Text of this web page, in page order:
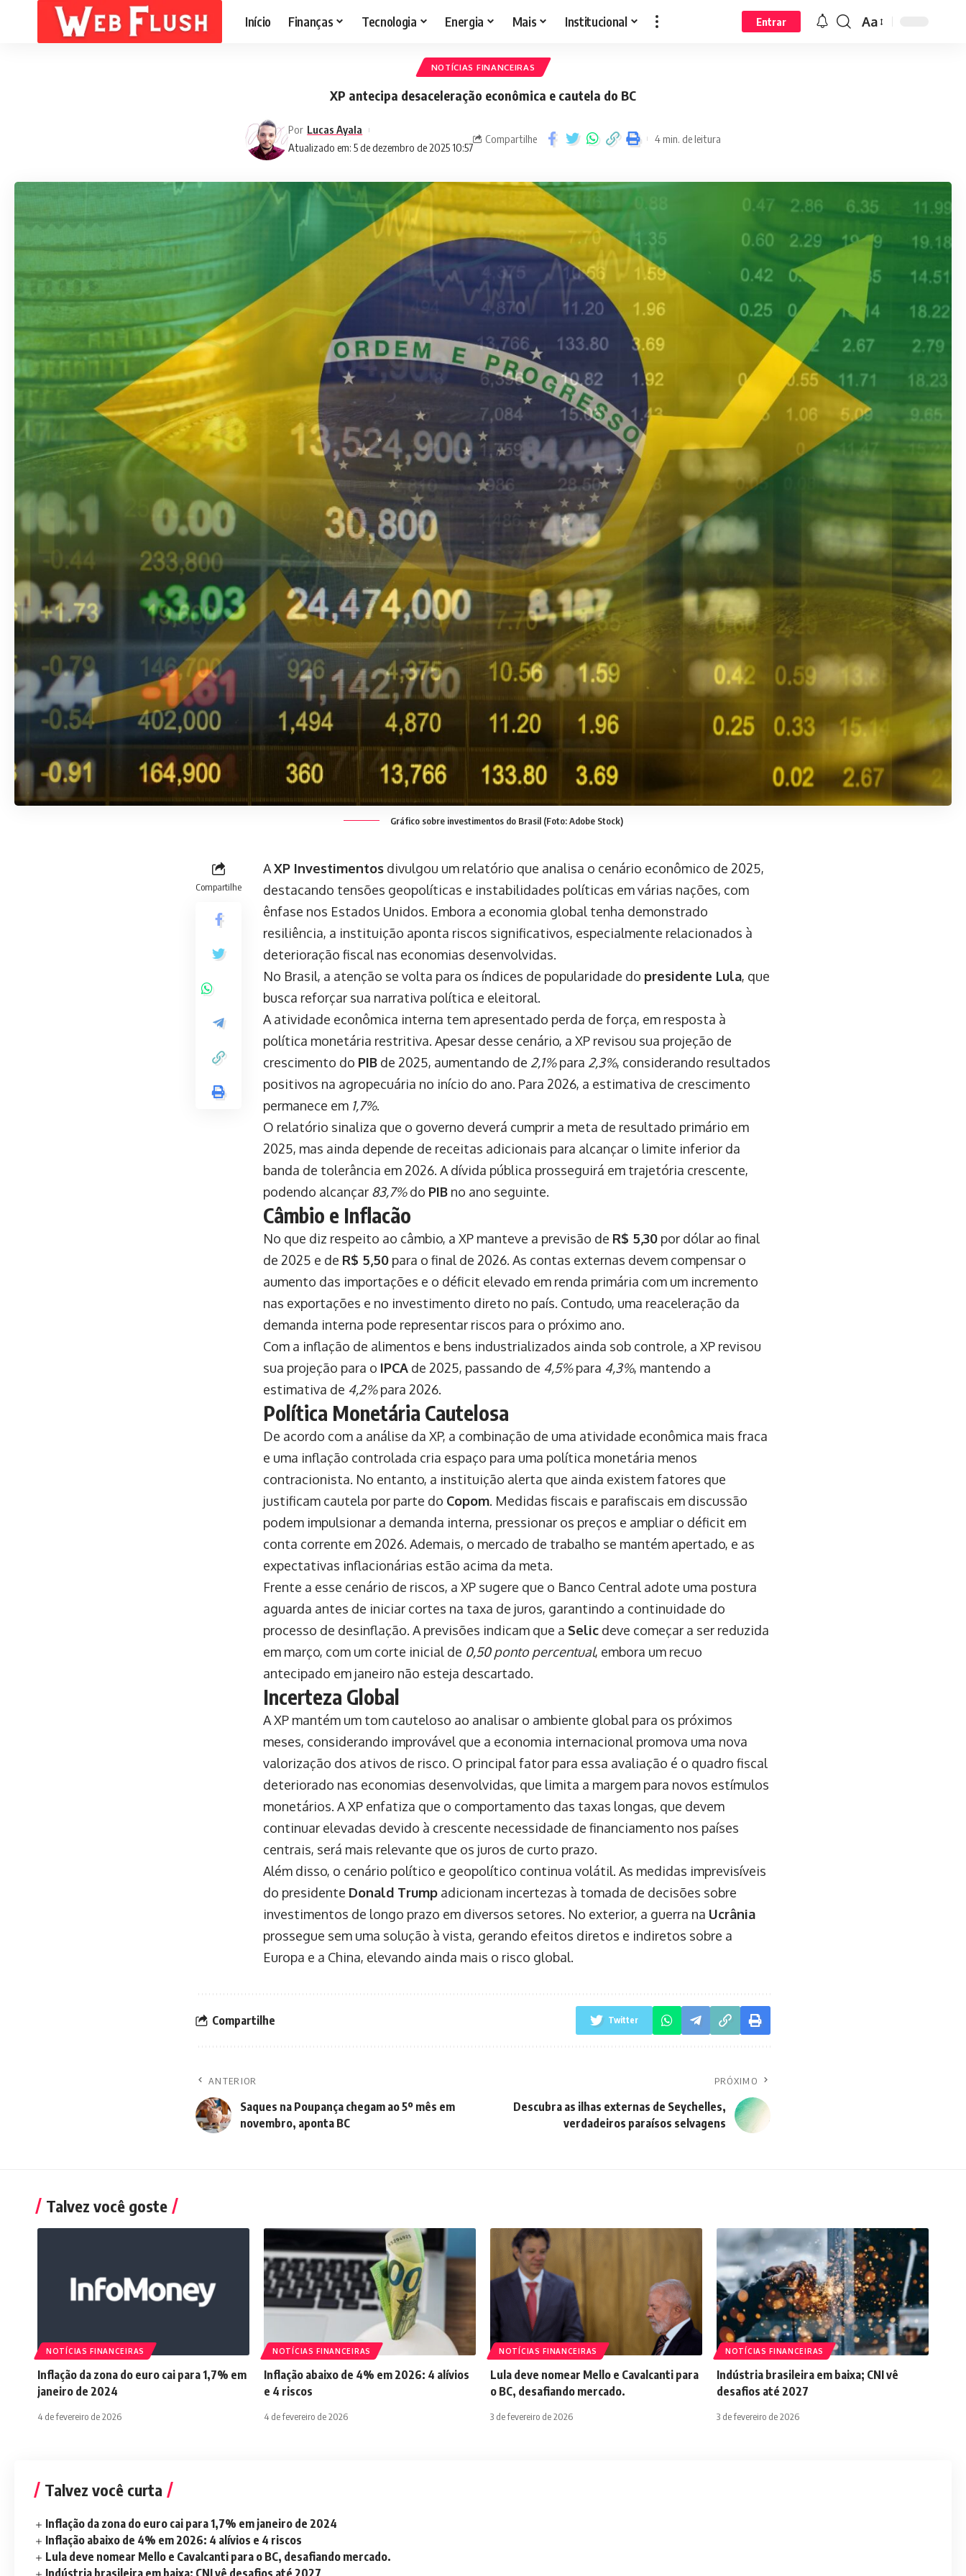
Início Finanças Tecnologia Energia Mais Institucional Entrar Aa
NOTÍCIAS FINANCEIRAS
XP antecipa desaceleração econômica e cautela do BC
Atualizado em: 5 de dezembro de 2025 10:57
Por Lucas Ayala
Compartilhe 4 min. de leitura
Gráfico sobre investimentos do Brasil (Foto: Adobe Stock)
Compartilhe
AXP Investimentos divulgou um relatório que analisa o cenário econômico de 2025,
destacando tensões geopolíticas e instabilidades políticas em várias nações, com
ênfase nos Estados Unidos. Embora a economia global tenha demonstrado
resiliência, a instituição aponta riscos significativos, especialmente relacionados à
deterioração fiscal nas economias desenvolvidas.
No Brasil, a atenção se volta para os índices de popularidade do presidente Lula, que
busca reforçar sua narrativa política e eleitoral.
A atividade econômica interna tem apresentado perda de força, em resposta à
política monetária restritiva. Apesar desse cenário, a XP revisou sua projeção de
crescimento do PIB de 2025, aumentando de 2,1%para 2,3%, considerando resultados
positivos na agropecuária no início do ano. Para 2026, a estimativa de crescimento
permanece em 1,7%.
O relatório sinaliza que o governo deverá cumprir a meta de resultado primário em
2025, mas ainda depende de receitas adicionais para alcançar o limite inferior da
banda de tolerância em 2026. A dívida pública prosseguirá em trajetória crescente,
podendo alcançar 83,7%do PIB no ano seguinte.
Câmbio e Inflacão
No que diz respeito ao câmbio, a XP manteve a previsão de R$ 5,30 por dólar ao final
de 2025 e de R$ 5,50 para o final de 2026. As contas externas devem compensar o
aumento das importações e o déficit elevado em renda primária com um incremento
nas exportações e no investimento direto no país. Contudo, uma reaceleração da
demanda interna pode representar riscos para o próximo ano.
Com a inflação de alimentos e bens industrializados ainda sob controle, a XP revisou
sua projeção para o IPCA de 2025, passando de 4,5%para 4,3%, mantendo a
estimativa de 4,2%para 2026.
Política Monetária Cautelosa
De acordo com a análise da XP, a combinação de uma atividade econômica mais fraca
e uma inflação controlada cria espaço para uma política monetária menos
contracionista. No entanto, a instituição alerta que ainda existem fatores que
justificam cautela por parte do Copom. Medidas fiscais e parafiscais em discussão
podem impulsionar a demanda interna, pressionar os preços e ampliar o déficit em
conta corrente em 2026. Ademais, o mercado de trabalho se mantém apertado, e as
expectativas inflacionárias estão acima da meta.
Frente a esse cenário de riscos, a XP sugere que o Banco Central adote uma postura
aguarda antes de iniciar cortes na taxa de juros, garantindo a continuidade do
processo de desinflação. A previsões indicam que a Selic deve começar a ser reduzida
em março, com um corte inicial de 0,50 ponto percentual, embora um recuo
antecipado em janeiro não esteja descartado.
Incerteza Global
A XP mantém um tom cauteloso ao analisar o ambiente global para os próximos
meses, considerando improvável que a economia internacional promova uma nova
valorização dos ativos de risco. O principal fator para essa avaliação é o quadro fiscal
deteriorado nas economias desenvolvidas, que limita a margem para novos estímulos
monetários. A XP enfatiza que o comportamento das taxas longas, que devem
continuar elevadas devido à crescente necessidade de financiamento nos países
centrais, será mais relevante que os juros de curto prazo.
Além disso, o cenário político e geopolítico continua volátil. As medidas imprevisíveis
do presidente Donald Trump adicionam incertezas à tomada de decisões sobre
investimentos de longo prazo em diversos setores. No exterior, a guerra na Ucrânia
prossegue sem uma solução à vista, gerando efeitos diretos e indiretos sobre a
Europa e a China, elevando ainda mais o risco global.
Compartilhe Twitter
ANTERIOR
Saques na Poupança chegam ao 5º mês em
novembro, aponta BC
PRÓXIMO
Descubra as ilhas externas de Seychelles,
verdadeiros paraísos selvagens
Talvez você goste
NOTÍCIAS FINANCEIRAS
Inflação da zona do euro cai para 1,7% em
janeiro de 2024
4 de fevereiro de 2026
NOTÍCIAS FINANCEIRAS
Inflação abaixo de 4% em 2026: 4 alívios
e 4 riscos
4 de fevereiro de 2026
NOTÍCIAS FINANCEIRAS
Lula deve nomear Mello e Cavalcanti para
o BC, desafiando mercado.
3 de fevereiro de 2026
NOTÍCIAS FINANCEIRAS
Indústria brasileira em baixa; CNI vê
desafios até 2027
3 de fevereiro de 2026
Talvez você curta
Inflação da zona do euro cai para 1,7% em janeiro de 2024
Inflação abaixo de 4% em 2026: 4 alívios e 4 riscos
Lula deve nomear Mello e Cavalcanti para o BC, desafiando mercado.